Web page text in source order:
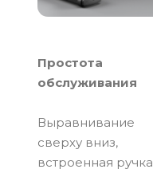
Простота
обслуживания
Выравнивание
сверху вниз,
встроенная ручка